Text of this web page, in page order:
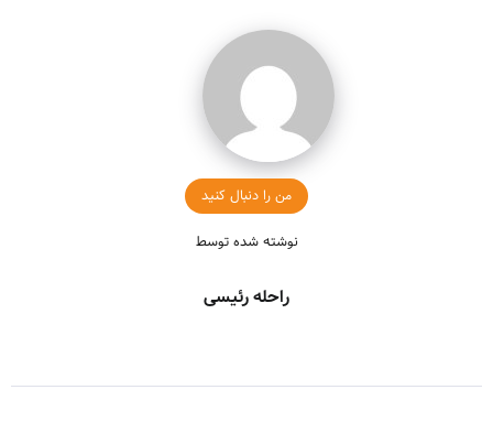
من را دنبال کنید
نوشته شده توسط
راحله رئیسی